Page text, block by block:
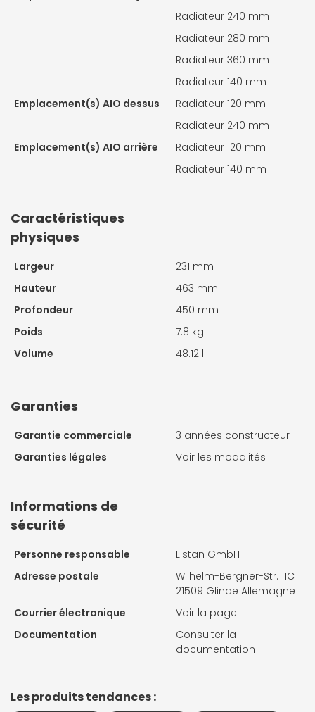
Radiateur 240 mm
Radiateur 280 mm
Radiateur 360 mm
Radiateur 140 mm
Emplacement(s) AIO dessus
Radiateur 120 mm
Radiateur 240 mm
Emplacement(s) AIO arrière
Radiateur 120 mm
Radiateur 140 mm
Caractéristiques
physiques
Largeur
231 mm
Hauteur
463 mm
Profondeur
450 mm
Poids
7.8 kg
Volume
48.12 l
Garanties
Garantie commerciale
3 années constructeur
Garanties légales
Voir les modalités
Informations de
sécurité
Personne responsable
Listan GmbH
Adresse postale
Wilhelm-Bergner-Str. 11C
21509 Glinde Allemagne
Courrier électronique
Voir la page
Documentation
Consulter la
documentation
Les produits tendances :